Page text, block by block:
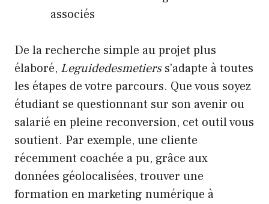
associés
De la recherche simple au projet plus
élaboré, Leguidedesmetierss’adapte à toutes
les étapes de votre parcours. Que vous soyez
étudiant se questionnant sur son avenir ou
salarié en pleine reconversion, cet outil vous
soutient. Par exemple, une cliente
récemment coachée a pu, grâce aux
données géolocalisées, trouver une
formation en marketing numérique à